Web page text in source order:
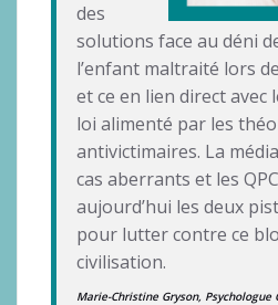
des
solutions face au déni
l’enfant maltraité lors
et ce en lien direct avec
loi alimenté par les
antivictimaires. La
cas aberrants et les
aujourd’hui les deux
pour lutter contre ce
civilisation.
Marie-Christine Gryson,